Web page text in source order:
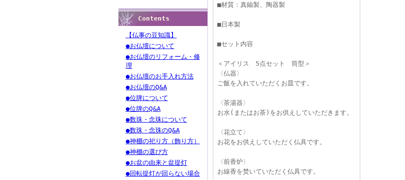
Contents
【仏事の豆知識】
●お仏壇について
●お仏壇のリフォーム・修
理
●お仏壇のお手入れ方法
●お仏壇のQ&A
●位牌について
●位牌のQ&A
●数珠・念珠について
●数珠・念珠のQ&A
●神棚の祀り方（飾り方）
●神棚の選び方
●お盆の由来と盆提灯
●回転提灯が回らない場合
■材質： 真鍮製、陶器製
■日本製
■セット内容
＜アイリス 5点セット 筒型＞
〈仏器〉
ご飯を入れていただくお皿です。
〈茶湯器〉
お水(またはお茶)をお供えしていただきます。
〈花立て〉
お花をお供えしていただく仏具です。
〈前香炉〉
お線香を焚いていただく仏具です。